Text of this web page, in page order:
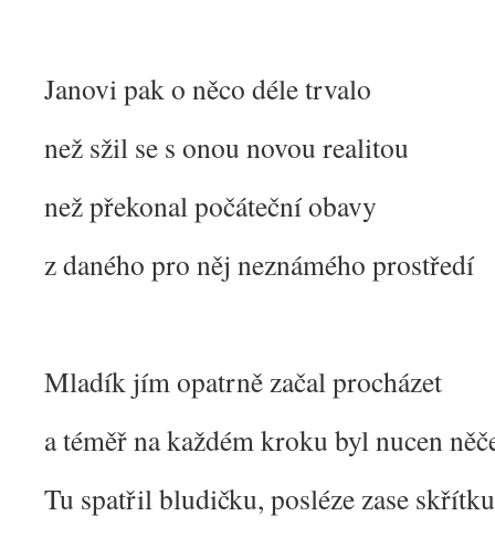
Janovi pak o něco déle trvalo
než sžil se s onou novou realitou
než překonal počáteční obavy
z daného pro něj neznámého prostředí
Mladík jím opatrně začal procházet
a téměř na každém kroku byl nucen
Tu spatřil bludičku, posléze zase skřítku